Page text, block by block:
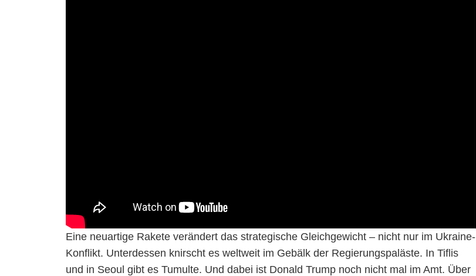
Eine neuartige Rakete verändert das strategische Gleichgewicht – nicht nur im Ukraine-
Konflikt. Unterdessen knirscht es weltweit im Gebälk der Regierungspaläste. In Tiflis
und in Seoul gibt es Tumulte. Und dabei ist Donald Trump noch nicht mal im Amt. Über